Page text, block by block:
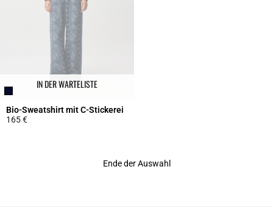
IN DER WARTELISTE
Bio-Sweatshirt mit C-Stickerei
165 €
Ende der Auswahl